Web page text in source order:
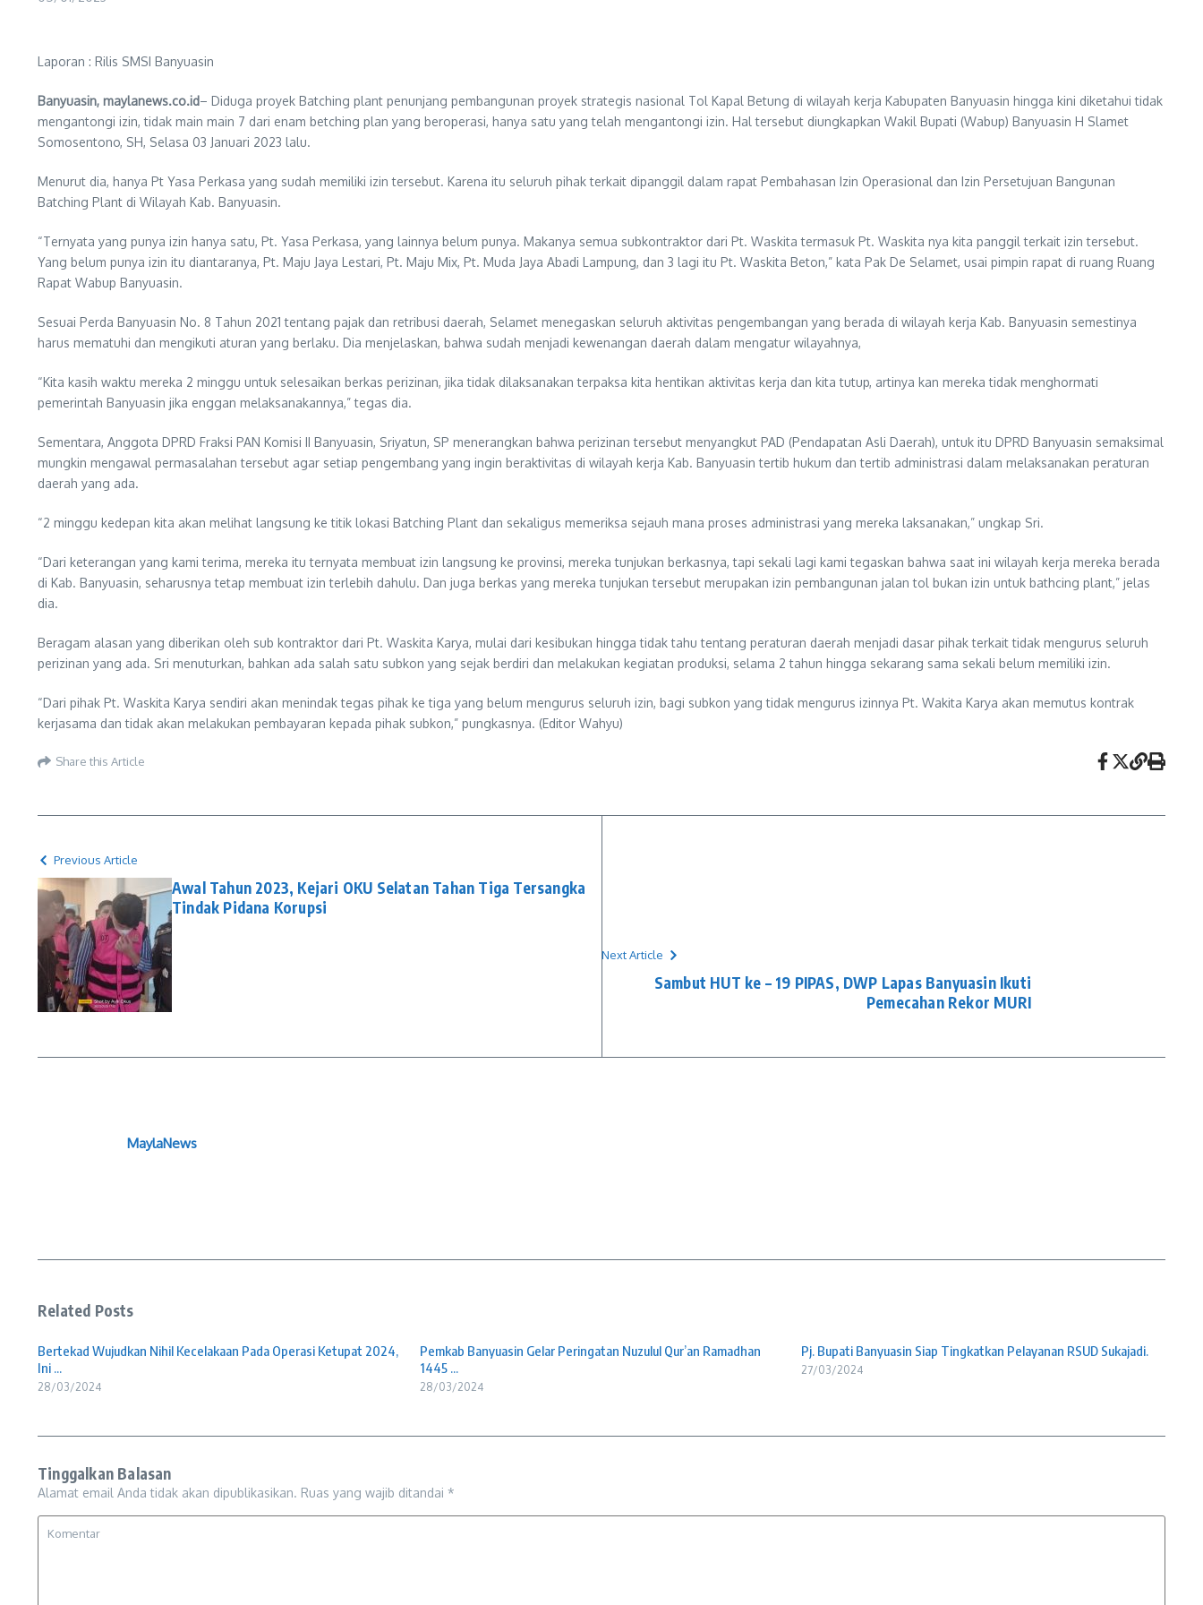
Laporan : Rilis SMSI Banyuasin
Banyuasin, maylanews.co.id– Diduga proyek Batching plant penunjang pembangunan proyek strategis nasional Tol Kapal Betung di wilayah kerja Kabupaten Banyuasin hingga kini diketahui tidak
mengantongi izin, tidak main main 7 dari enam betching plan yang beroperasi, hanya satu yang telah mengantongi izin. Hal tersebut diungkapkan Wakil Bupati (Wabup) Banyuasin H Slamet
Somosentono, SH, Selasa 03 Januari 2023 lalu.
Menurut dia, hanya Pt Yasa Perkasa yang sudah memiliki izin tersebut. Karena itu seluruh pihak terkait dipanggil dalam rapat Pembahasan Izin Operasional dan Izin Persetujuan Bangunan
Batching Plant di Wilayah Kab. Banyuasin.
“Ternyata yang punya izin hanya satu, Pt. Yasa Perkasa, yang lainnya belum punya. Makanya semua subkontraktor dari Pt. Waskita termasuk Pt. Waskita nya kita panggil terkait izin tersebut.
Yang belum punya izin itu diantaranya, Pt. Maju Jaya Lestari, Pt. Maju Mix, Pt. Muda Jaya Abadi Lampung, dan 3 lagi itu Pt. Waskita Beton,” kata Pak De Selamet, usai pimpin rapat di ruang Ruang
Rapat Wabup Banyuasin.
Sesuai Perda Banyuasin No. 8 Tahun 2021 tentang pajak dan retribusi daerah, Selamet menegaskan seluruh aktivitas pengembangan yang berada di wilayah kerja Kab. Banyuasin semestinya
harus mematuhi dan mengikuti aturan yang berlaku. Dia menjelaskan, bahwa sudah menjadi kewenangan daerah dalam mengatur wilayahnya,
“Kita kasih waktu mereka 2 minggu untuk selesaikan berkas perizinan, jika tidak dilaksanakan terpaksa kita hentikan aktivitas kerja dan kita tutup, artinya kan mereka tidak menghormati
pemerintah Banyuasin jika enggan melaksanakannya,” tegas dia.
Sementara, Anggota DPRD Fraksi PAN Komisi II Banyuasin, Sriyatun, SP menerangkan bahwa perizinan tersebut menyangkut PAD (Pendapatan Asli Daerah), untuk itu DPRD Banyuasin semaksimal
mungkin mengawal permasalahan tersebut agar setiap pengembang yang ingin beraktivitas di wilayah kerja Kab. Banyuasin tertib hukum dan tertib administrasi dalam melaksanakan peraturan
daerah yang ada.
“2 minggu kedepan kita akan melihat langsung ke titik lokasi Batching Plant dan sekaligus memeriksa sejauh mana proses administrasi yang mereka laksanakan,” ungkap Sri.
“Dari keterangan yang kami terima, mereka itu ternyata membuat izin langsung ke provinsi, mereka tunjukan berkasnya, tapi sekali lagi kami tegaskan bahwa saat ini wilayah kerja mereka berada
di Kab. Banyuasin, seharusnya tetap membuat izin terlebih dahulu. Dan juga berkas yang mereka tunjukan tersebut merupakan izin pembangunan jalan tol bukan izin untuk bathcing plant,” jelas
dia.
Beragam alasan yang diberikan oleh sub kontraktor dari Pt. Waskita Karya, mulai dari kesibukan hingga tidak tahu tentang peraturan daerah menjadi dasar pihak terkait tidak mengurus seluruh
perizinan yang ada. Sri menuturkan, bahkan ada salah satu subkon yang sejak berdiri dan melakukan kegiatan produksi, selama 2 tahun hingga sekarang sama sekali belum memiliki izin.
“Dari pihak Pt. Waskita Karya sendiri akan menindak tegas pihak ke tiga yang belum mengurus seluruh izin, bagi subkon yang tidak mengurus izinnya Pt. Wakita Karya akan memutus kontrak
kerjasama dan tidak akan melakukan pembayaran kepada pihak subkon,” pungkasnya. (Editor Wahyu)
Share this Article
Previous Article
Awal Tahun 2023, Kejari OKU Selatan Tahan Tiga Tersangka
Tindak Pidana Korupsi
Next Article
Sambut HUT ke – 19 PIPAS, DWP Lapas Banyuasin Ikuti
Pemecahan Rekor MURI
MaylaNews
Related Posts
Bertekad Wujudkan Nihil Kecelakaan Pada Operasi Ketupat 2024,
Ini ...
28/03/2024
Pemkab Banyuasin Gelar Peringatan Nuzulul Qur’an Ramadhan
1445 ...
28/03/2024
Pj. Bupati Banyuasin Siap Tingkatkan Pelayanan RSUD Sukajadi.
27/03/2024
Tinggalkan Balasan
Alamat email Anda tidak akan dipublikasikan. Ruas yang wajib ditandai *